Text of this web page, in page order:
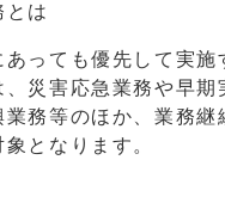
とは
あっても優先して実施
、災害応急業務や早期
業務等のほか、業務継
となります。